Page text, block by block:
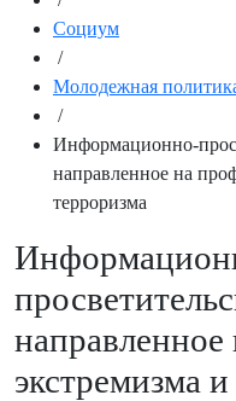
Социум
/
Молодежная
/
Информационно-
направленное на
терроризма
экстремизма